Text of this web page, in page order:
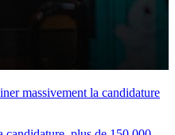
massivement la candidature